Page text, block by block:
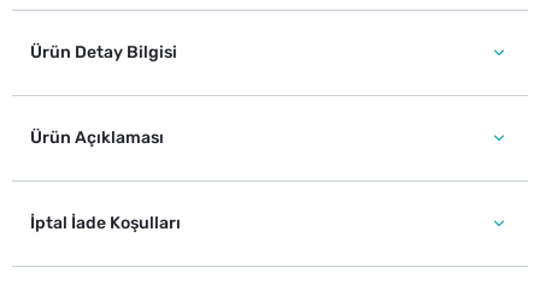
Ürün Detay Bilgisi
Ürün Açıklaması
İptal İade Koşulları